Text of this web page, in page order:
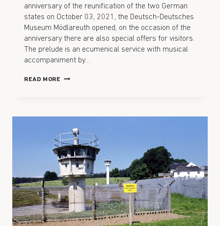
anniversary of the reunification of the two German
states on October 03, 2021, the Deutsch-Deutsches
Museum Mödlareuth opened, on the occasion of the
anniversary there are also special offers for visitors.
The prelude is an ecumenical service with musical
accompaniment by…
READ MORE